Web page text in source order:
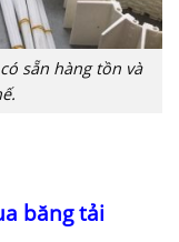
sẵn hàng tồn và
băng tải